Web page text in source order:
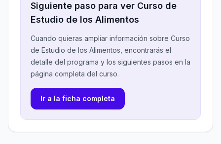
Siguiente paso para ver Curso de
Estudio de los Alimentos
Cuando quieras ampliar información sobre Curso
de Estudio de los Alimentos, encontrarás el
detalle del programa y los siguientes pasos en la
página completa del curso.
Ir a la ficha completa